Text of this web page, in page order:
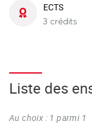
ECTS
3 crédits
Liste des
Au choix : 1 parmi 1